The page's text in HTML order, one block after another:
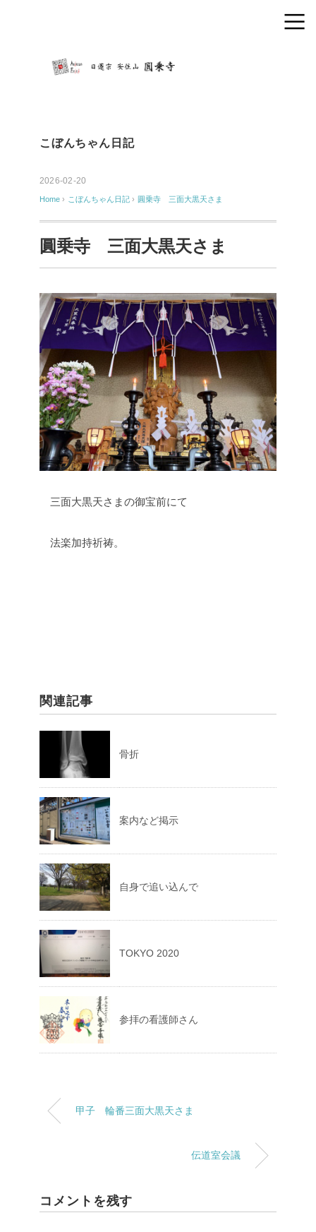
こぼんちゃん日記
2026-02-20
Home › こぼんちゃん日記 › 圓乗寺 三面大黒天さま
圓乗寺 三面大黒天さま
三面大黒天さまの御宝前にて
法楽加持祈祷。
関連記事
骨折
案内など掲示
自身で追い込んで
TOKYO 2020
参拝の看護師さん
甲子 輪番三面大黒天さま
伝道室会議
コメントを残す